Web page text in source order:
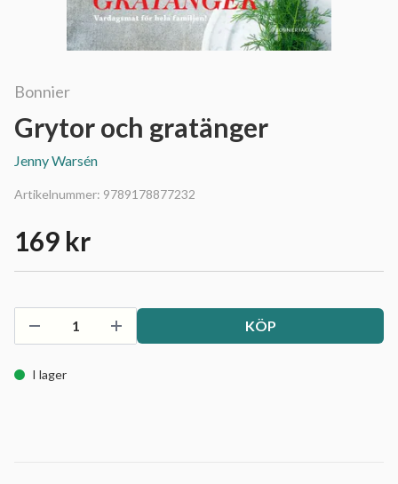
Bonnier
Grytor och gratänger
Jenny Warsén
Artikelnummer: 9789178877232
169 kr
KÖP
I lager